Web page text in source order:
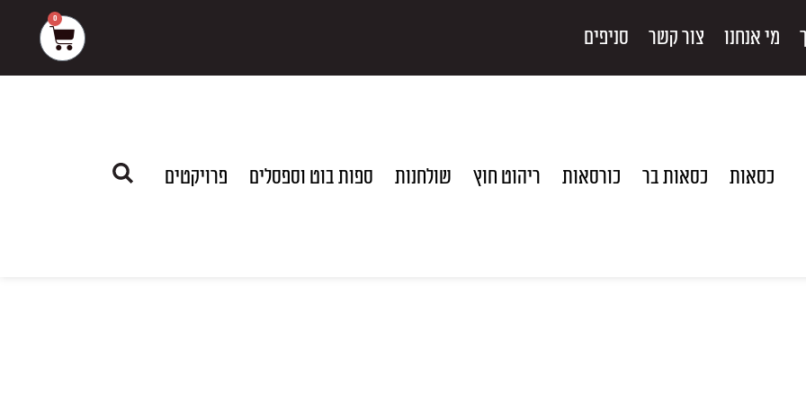
מי אנחנו צור קשר סניפים
0
עגלת
קניות
כסאות כסאות בר כורסאות ריהוט חוץ שולחנות ספות בוט וספסלים פרויקטים